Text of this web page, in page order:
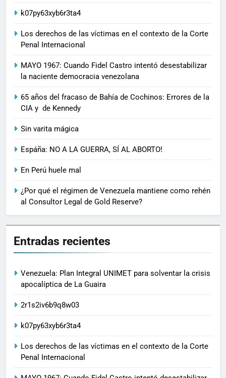
k07py63xyb6r3ta4
Los derechos de las víctimas en el contexto de la Corte
Penal Internacional
MAYO 1967: Cuando Fidel Castro intentó desestabilizar
la naciente democracia venezolana
65 años del fracaso de Bahía de Cochinos: Errores de la
CIA y de Kennedy
Sin varita mágica
Espáña: NO A LA GUERRA, SÍ AL ABORTO!
En Perú huele mal
¿Por qué el régimen de Venezuela mantiene como rehén
al Consultor Legal de Gold Reserve?
Entradas recientes
Venezuela: Plan Integral UNIMET para solventar la crisis
apocalíptica de La Guaira
2r1s2iv6b9q8w03
k07py63xyb6r3ta4
Los derechos de las víctimas en el contexto de la Corte
Penal Internacional